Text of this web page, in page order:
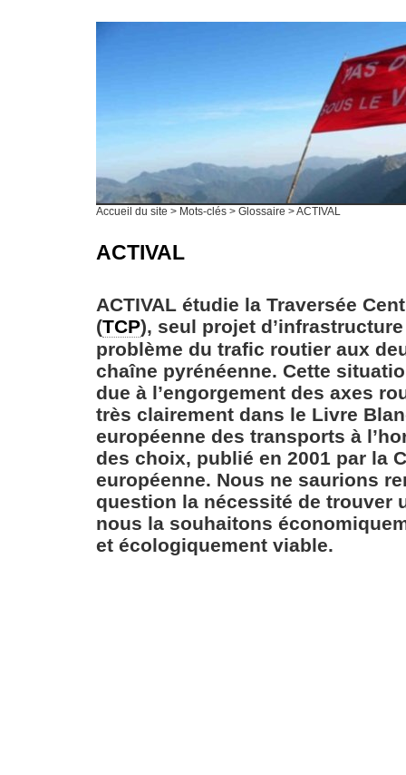
Accueil du site > Mots-clés > Glossaire > ACTIVAL
ACTIVAL
ACTIVAL étudie la Traversée
(TCP), seul projet
problème du trafic routier aux
chaîne pyrénéenne. Cette
due à l’engorgement des axes
très clairement dans le Livre
européenne des transports à
des choix, publié en 2001 par la
européenne. Nous ne saurions
question la nécessité de trouver
nous la souhaitons
et écologiquement viable.